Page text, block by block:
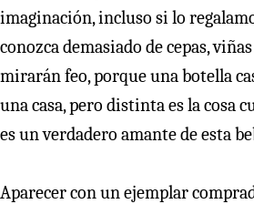
imaginación, incluso si lo
conozca demasiado de cepas,
mirarán feo, porque una botella
una casa, pero distinta es la cosa
es un verdadero amante de esta
Aparecer con un ejemplar